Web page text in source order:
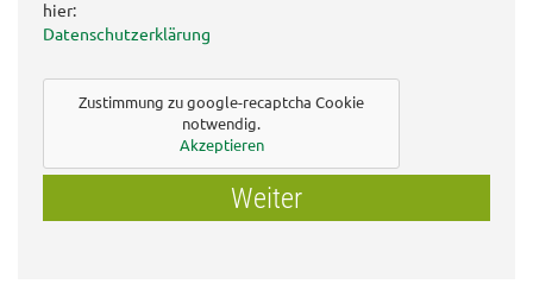
hier:
Datenschutzerklärung
Zustimmung zu google-recaptcha Cookie
notwendig.
Akzeptieren
Weiter